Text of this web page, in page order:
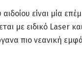
είναι μία
με ειδικό Laser
πιο νεανική